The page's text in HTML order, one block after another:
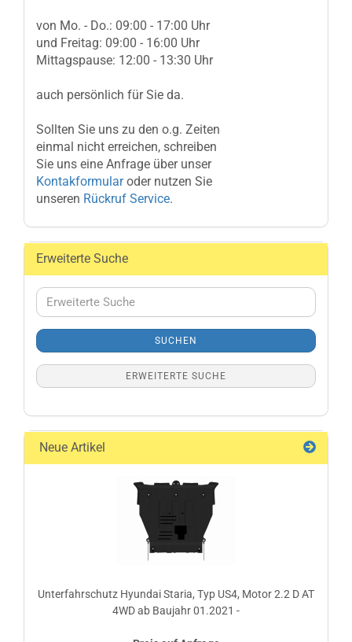
von Mo. - Do.: 09:00 - 17:00 Uhr
und Freitag: 09:00 - 16:00 Uhr
Mittagspause: 12:00 - 13:30 Uhr
auch persönlich für Sie da.
Sollten Sie uns zu den o.g. Zeiten
einmal nicht erreichen, schreiben
Sie uns eine Anfrage über unser
Kontakformularoder nutzen Sie
unseren Rückruf Service.
Erweiterte Suche
Erweiterte
Suche
SUCHEN
ERWEITERTE SUCHE
Neue Artikel
Unterfahrschutz Hyundai Staria, Typ US4, Motor 2.2 D AT
4WD ab Baujahr 01.2021 -